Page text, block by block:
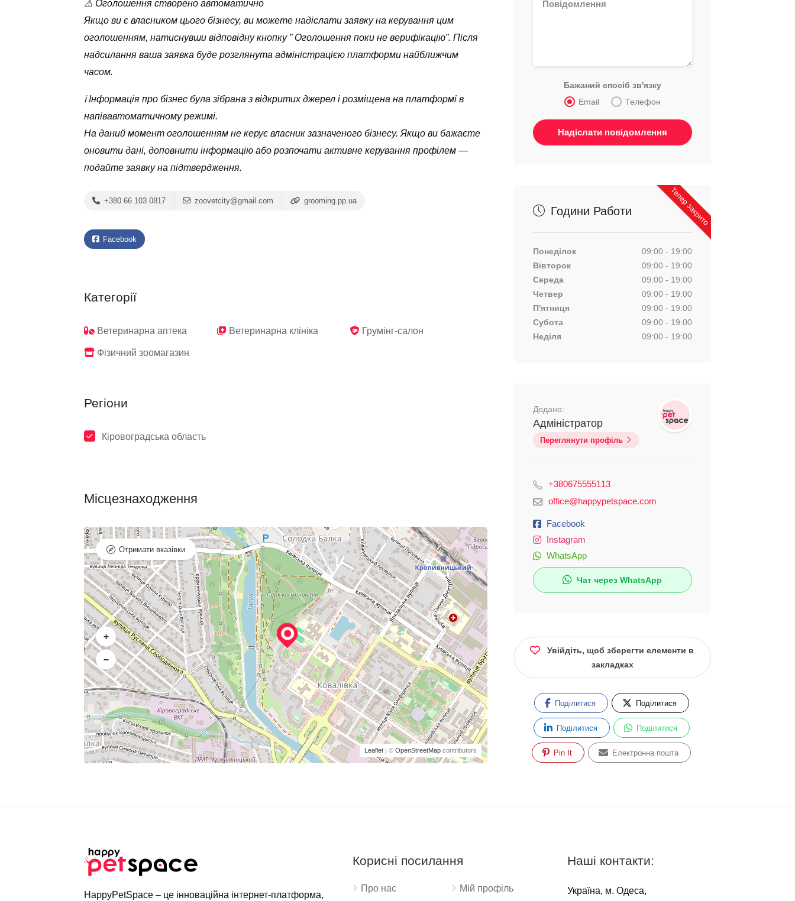
⚠️ Оголошення створено автоматично
Якщо ви є власником цього бізнесу, ви можете надіслати заявку на керування цим
оголошенням, натиснувши відповідну кнопку ” Оголошення поки не верифікацію”. Після
надсилання ваша заявка буде розглянута адміністрацією платформи найближчим
часом.
ℹ️ Інформація про бізнес була зібрана з відкритих джерел і розміщена на платформі в
напівавтоматичному режимі.
На даний момент оголошенням не керує власник зазначеного бізнесу. Якщо ви бажаєте
оновити дані, доповнити інформацію або розпочати активне керування профілем —
подайте заявку на підтвердження.
+380 66 103 0817 zoovetcity@gmail.com grooming.pp.ua
Facebook
Категорії
Ветеринарна аптека Ветеринарна клініка Грумінг-салон
Фізичний зоомагазин
Регіони
Кіровоградська область
Місцезнаходження
+
−
Leaflet| © OpenStreetMapcontributors
Отримати вказівки
Бажаний спосіб зв'язку
Email
Телефон
Тепер закрито
Години Работи
Понеділок
09:00 - 19:00
Вівторок
09:00 - 19:00
Середа
09:00 - 19:00
Четвер
09:00 - 19:00
П'ятниця
09:00 - 19:00
Субота
09:00 - 19:00
Неділя
09:00 - 19:00
Додано:
Адміністратор
Переглянути профіль
+380675555113
office@happypetspace.com
Facebook
Instagram
WhatsApp
Чат через WhatsApp
Увійдіть, щоб зберегти елементи в
закладках
Поділитися Поділитися
Поділитися Поділитися
Pin It Електронна пошта
HappyPetSpace – це інноваційна інтернет-платформа,
Корисні посилання
Про нас Мій профіль
Наші контакти:
Україна, м. Одеса,